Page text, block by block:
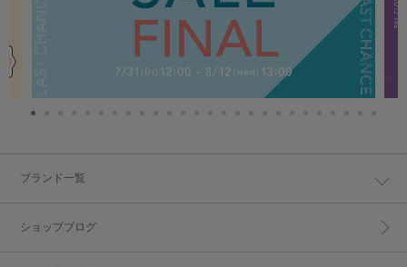
ブランド一覧
ショップブログ